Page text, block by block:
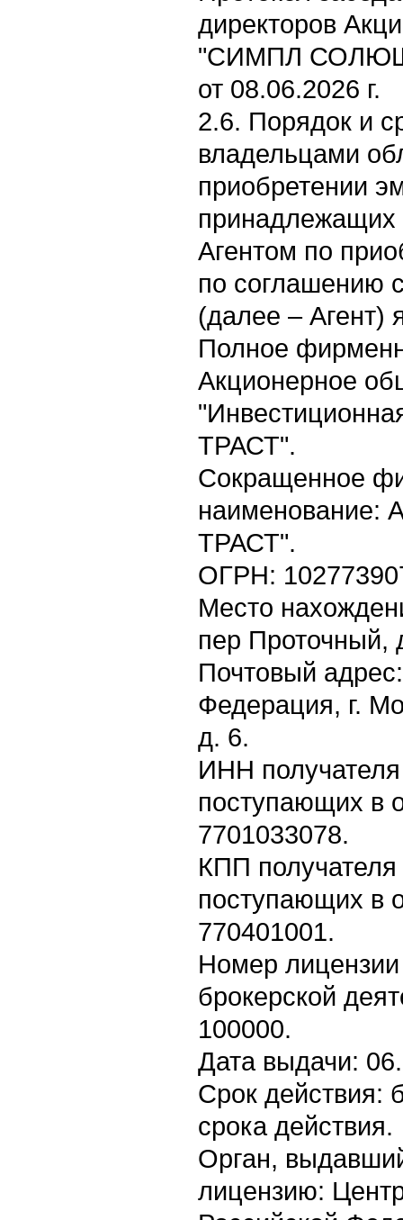
директоров
"СИМПЛ
от 08.06.2026 г.
2.6. Порядок и
владельцами
приобретении
принадлежащих
Агентом по
по соглашению
(далее – Агент)
Полное
Акционерное
ТРАСТ".
Сокращенное
ТРАСТ".
ОГРН:
Место
пер Проточный,
Почтовый
Федерация, г.
д. 6.
ИНН получателя
поступающих в
7701033078.
КПП получателя
поступающих в
770401001.
Номер
брокерской
100000.
Дата выдачи:
Срок действия:
срока действия.
Орган,
лицензию: